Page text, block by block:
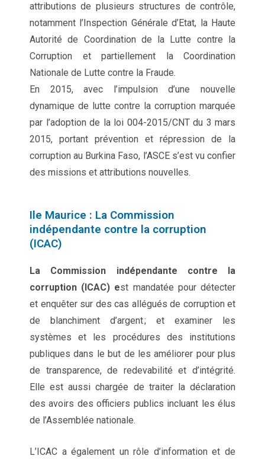
attributions de plusieurs structures de contrôle,
notamment l’Inspection Générale d’Etat, la Haute
Autorité de Coordination de la Lutte contre la
Corruption et partiellement la Coordination
Nationale de Lutte contre la Fraude.
En 2015, avec l’impulsion d’une nouvelle
dynamique de lutte contre la corruption marquée
par l’adoption de la loi 004-2015/CNT du 3 mars
2015, portant prévention et répression de la
corruption au Burkina Faso, l’ASCE s’est vu confier
des missions et attributions nouvelles.
Ile Maurice : La Commission
indépendante contre la corruption
(ICAC)
La Commission indépendante contre la
corruption (ICAC) est mandatée pour détecter
et enquêter sur des cas allégués de corruption et
de blanchiment d’argent ; et examiner les
systèmes et les procédures des institutions
publiques dans le but de les améliorer pour plus
de transparence, de redevabilité et d’intégrité.
Elle est aussi chargée de traiter la déclaration
des avoirs des officiers publics incluant les élus
de l’Assemblée nationale.
L’ICAC a également un rôle d’information et de